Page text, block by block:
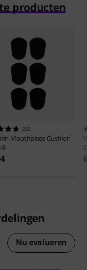
producten
252
Mouthpiece Cushion
Nu evalueren